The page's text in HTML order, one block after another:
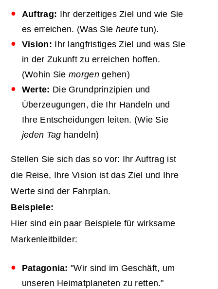
Auftrag: Ihr derzeitiges Ziel und wie Sie
es erreichen. (Was Sie heutetun).
Vision: Ihr langfristiges Ziel und was Sie
in der Zukunft zu erreichen hoffen.
(Wohin Siemorgengehen)
Werte: Die Grundprinzipien und
Überzeugungen, die Ihr Handeln und
Ihre Entscheidungen leiten. (Wie Sie
jeden Tag handeln)
Stellen Sie sich das so vor: Ihr Auftrag ist
die Reise, Ihre Vision ist das Ziel und Ihre
Werte sind der Fahrplan.
Beispiele:
Hier sind ein paar Beispiele für wirksame
Markenleitbilder:
Patagonia: "Wir sind im Geschäft, um
unseren Heimatplaneten zu retten."